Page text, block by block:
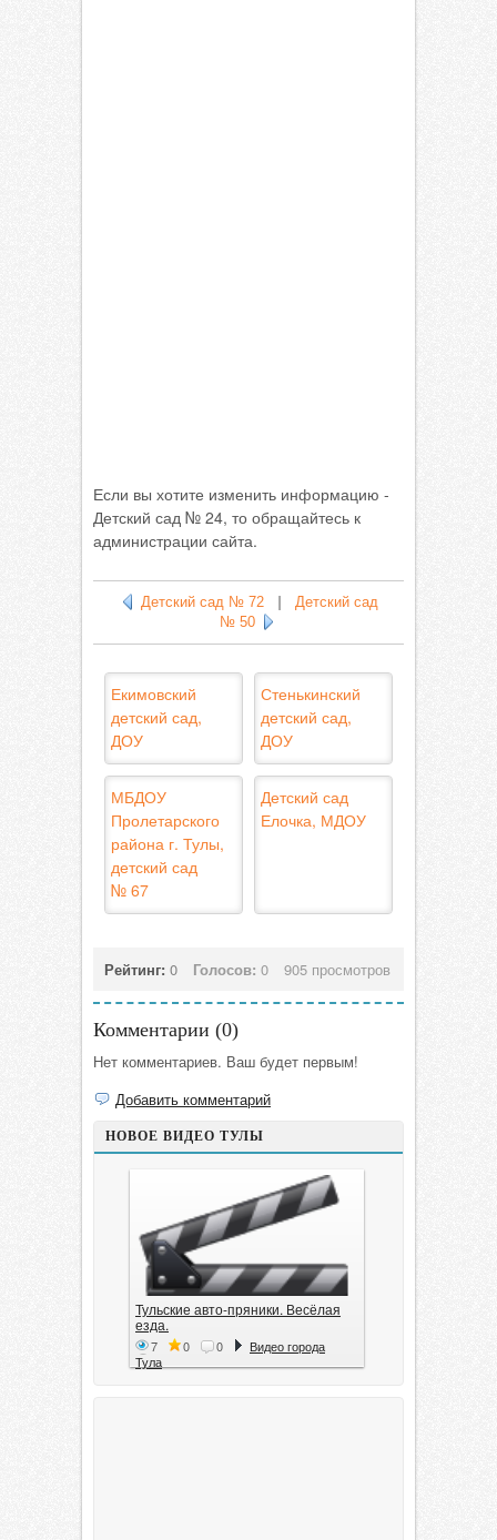
Если вы хотите изменить информацию -
Детский сад № 24, то обращайтесь к
администрации сайта.
Детский сад № 72
Детский сад
№ 50
Екимовский
детский сад,
ДОУ
Стенькинский
детский сад,
ДОУ
МБДОУ
Пролетарского
района г. Тулы,
детский сад
№ 67
Детский сад
Елочка, МДОУ
Рейтинг: 0 Голосов: 0 905 просмотров
Комментарии (0)
Нет комментариев. Ваш будет первым!
Добавить комментарий
НОВОЕ ВИДЕО ТУЛЫ
Тульские авто-пряники. Весёлая
езда.
7 0 0
Видео города
Тула